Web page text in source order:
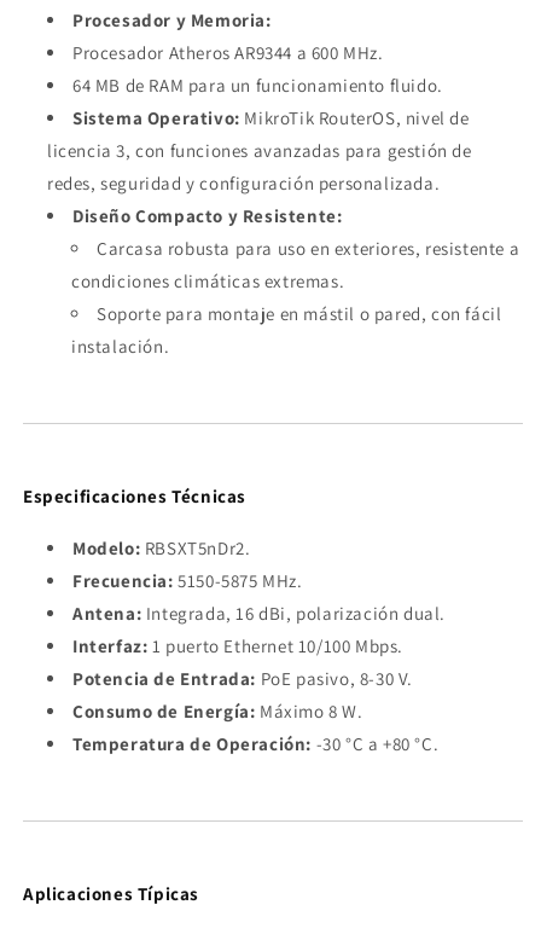
Procesador y Memoria:
Procesador Atheros AR9344 a 600 MHz.
64 MB de RAM para un funcionamiento fluido.
Sistema Operativo: MikroTik RouterOS, nivel de
licencia 3, con funciones avanzadas para gestión de
redes, seguridad y configuración personalizada.
Diseño Compacto y Resistente:
Carcasa robusta para uso en exteriores, resistente a
condiciones climáticas extremas.
Soporte para montaje en mástil o pared, con fácil
instalación.
Especificaciones Técnicas
Modelo: RBSXT5nDr2.
Frecuencia: 5150-5875 MHz.
Antena: Integrada, 16 dBi, polarización dual.
Interfaz: 1 puerto Ethernet 10/100 Mbps.
Potencia de Entrada: PoE pasivo, 8-30 V.
Consumo de Energía: Máximo 8 W.
Temperatura de Operación: -30 °C a +80 °C.
Aplicaciones Típicas